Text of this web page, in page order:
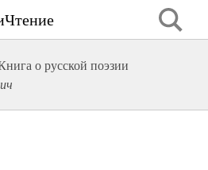
о русской поэзии